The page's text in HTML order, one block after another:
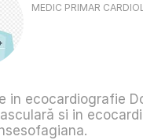
MEDIC PRIMAR
in ecocardiografie
si in